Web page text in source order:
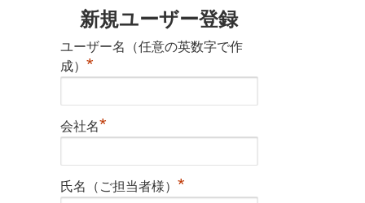
新規ユーザー登録
ユーザー名（任意の英数字で作
成） *
会社名*
氏名（ご担当者様） *